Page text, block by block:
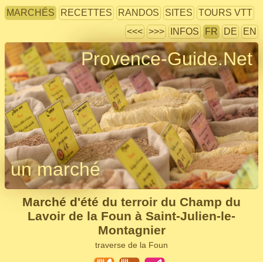
MARCHÉS RECETTES RANDOS SITES
TOURS VTT
<<< >>> INFOS FR DE EN
Provence-Guide.Net
un marché
Marché d'été du terroir du Champ du
Lavoir de la Foun à Saint-Julien-le-
Montagnier
traverse de la Foun